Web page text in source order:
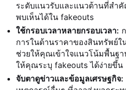
ระดับแนวรับและแนวต้านที่สำคั
พบเห็นได้ใน fakeouts
ใช้กรอบเวลาหลายกรอบเวลา:
การในด้านราคาของสินทรัพย์ใ
ช่วยให้คุณเข้าใจแนวโน้มพื้นฐ
ให้คุณระบุ fakeouts ได้ง่ายขึ้น
จับตาดูข่าวและข้อมูลเศรษฐกิจ: